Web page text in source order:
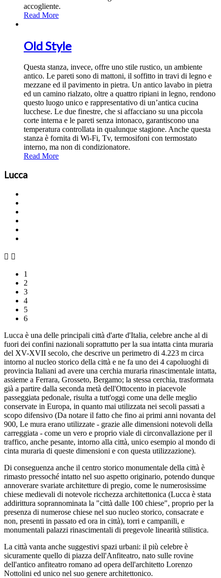
accogliente.
Read More
Old Style
Questa stanza, invece, offre uno stile rustico, un ambiente
antico. Le pareti sono di mattoni, il soffitto in travi di legno e
mezzane ed il pavimento in pietra. Un antico lavabo in pietra
ed un camino rialzato, oltre a quattro ripiani in legno, rendono
questo luogo unico e rappresentativo di un’antica cucina
lucchese. Le due finestre, che si affacciano su una piccola
corte interna e le pareti senza intonaco, garantiscono una
temperatura controllata in qualunque stagione. Anche questa
stanza è fornita di Wi-Fi, Tv, termosifoni con termostato
interno, ma non di condizionatore.
Read More
Lucca
 
1
2
3
4
5
6
Lucca è una delle principali città d'arte d'Italia, celebre anche al di
fuori dei confini nazionali soprattutto per la sua intatta cinta muraria
del XV-XVII secolo, che descrive un perimetro di 4.223 m circa
intorno al nucleo storico della città e ne fa uno dei 4 capoluoghi di
provincia Italiani ad avere una cerchia muraria rinascimentale intatta,
assieme a Ferrara, Grosseto, Bergamo; la stessa cerchia, trasformata
già a partire dalla seconda metà dell'Ottocento in piacevole
passeggiata pedonale, risulta a tutt'oggi come una delle meglio
conservate in Europa, in quanto mai utilizzata nei secoli passati a
scopo difensivo (Da notare il fatto che fino ai primi anni novanta del
900, Le mura erano utilizzate - grazie alle dimensioni notevoli della
carreggiata - come un vero e proprio viale di circonvallazione per il
traffico, anche pesante, intorno alla città, unico esempio al mondo di
cinta muraria di queste dimensioni e con questa utilizzazione).
Di conseguenza anche il centro storico monumentale della città è
rimasto pressoché intatto nel suo aspetto originario, potendo dunque
annoverare svariate architetture di pregio, come le numerosissime
chiese medievali di notevole ricchezza architettonica (Lucca è stata
addirittura soprannominata la "città dalle 100 chiese", proprio per la
presenza di numerose chiese nel suo nucleo storico, consacrate e
non, presenti in passato ed ora in città), torri e campanili, e
monumentali palazzi rinascimentali di pregevole linearità stilistica.
La città vanta anche suggestivi spazi urbani: il più celebre è
sicuramente quello di piazza dell'Anfiteatro, nato sulle rovine
dell'antico anfiteatro romano ad opera dell'architetto Lorenzo
Nottolini ed unico nel suo genere architettonico.